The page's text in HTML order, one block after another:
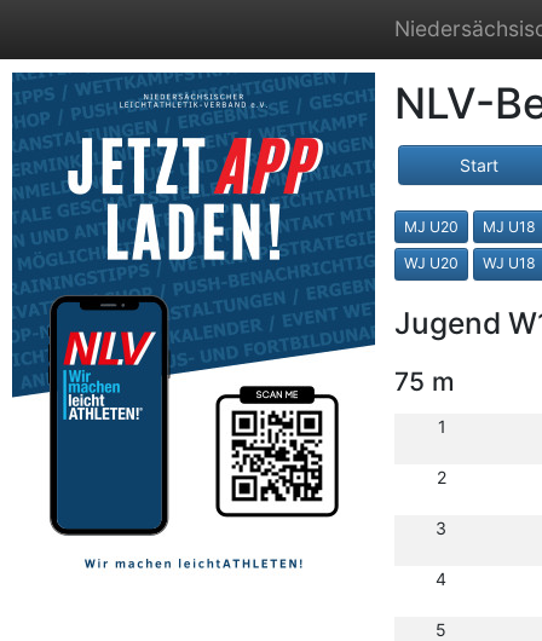
NLV-
Start
MJ U20 MJ U18
WJ U20 WJ U18
Jugend
75 m
1
2
3
4
5